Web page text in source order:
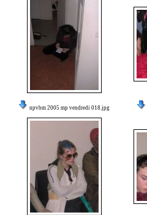
npvbm 2005 mp vendredi 018.jpg